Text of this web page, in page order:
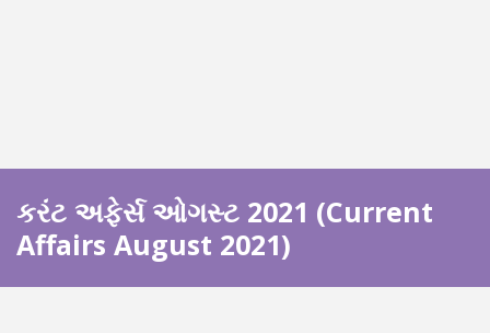
કરંટ અફેર્સ ઓગસ્ટ 2021 (Current
Affairs August 2021)